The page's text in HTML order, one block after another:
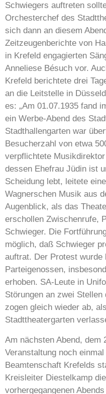
Schwiegers auftreten
Orchesterchef des
sich dann an diesem
Zeitzeugenberichte von
in Krefeld engagierten
Anneliese Bésuch vor.
Krefeld berichtete drei
an die Leitstelle in
es: „Am 01.07.1935 fand
ein Werbe-Abend des
Stadthallengarten war
Besucherzahl von etwa
verpflichtete
dessen Ehefrau Jüdin ist
Scheidung lebt, leitete
Wagnerschen Musik aus
Augenblick, als das
erschollen Zwischenrufe,
Schwieger. Die
möglich, daß Schwieger
auftrat. Der Protest wurde
Parteigenossen,
erhoben. SA-Leute in
Störungen an zwei
zogen gleich wieder ab,
Stadttheatergarten
Am nächsten Abend, dem
Veranstaltung noch
Beamtenschaft Krefelds
Kreisleiter Diestelkamp
vorhergegangenen